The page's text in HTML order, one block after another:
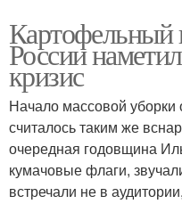
Картофельный
России
кризис
Начало массовой
считалось таким же
очередная годовщина
кумачовые флаги,
встречали не в